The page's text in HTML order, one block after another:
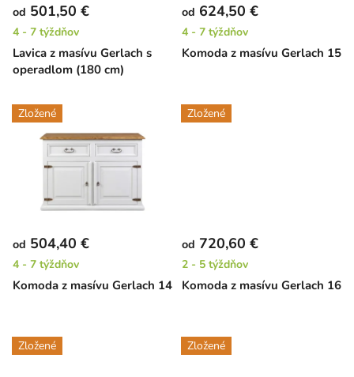
o
d
u
k
t
o
Lavica z masívu Gerlach s
operadlom (180 cm)
od 501,50 €
4 - 7 týždňov
Komoda z masívu Gerlach 15
od 624,50 €
4 - 7 týždňov
Zložené
Komoda z masívu Gerlach 14
od 504,40 €
4 - 7 týždňov
Zložené
Komoda z masívu Gerlach 16
od 720,60 €
2 - 5 týždňov
Zložené Zložené